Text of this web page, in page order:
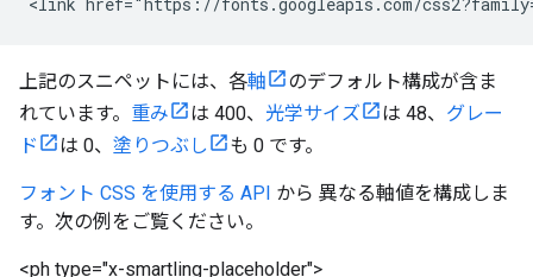
上記のスニペットには、各軸
のデフォルト構成が含ま
れています。 重み は 400、 光学サイズ は 48、 グレー
ド
は 0、 塗りつぶし も 0 です。
フォント CSS を使用する API から 異なる軸値を構成しま
す。次の例をご覧ください。
<ph type="x-smartling-placeholder">